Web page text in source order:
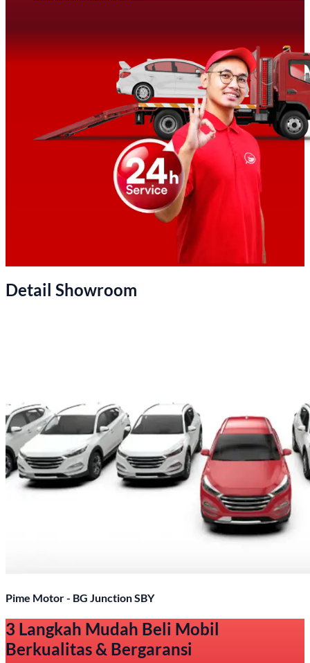
Detail Showroom
Pime Motor - BG Junction SBY
3 Langkah Mudah Beli Mobil
Berkualitas & Bergaransi